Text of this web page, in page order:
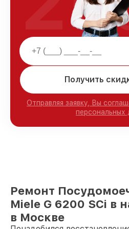
Получить
Отправляя заявку, Вы
персональных
Ремонт
Miele G 6200 SCi в
в Москве